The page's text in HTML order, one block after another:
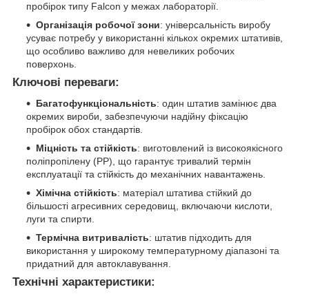
пробірок типу Falcon у межах лабораторії.
Організація робочої зони: універсальність виробу
усуває потребу у використанні кількох окремих штативів,
що особливо важливо для невеликих робочих
поверхонь.
Ключові переваги:
Багатофункціональність: один штатив замінює два
окремих вироби, забезпечуючи надійну фіксацію
пробірок обох стандартів.
Міцність та стійкість: виготовлений із високоякісного
поліпропілену (PP), що гарантує тривалий термін
експлуатації та стійкість до механічних навантажень.
Хімічна стійкість: матеріал штатива стійкий до
більшості агресивних середовищ, включаючи кислоти,
луги та спирти.
Термічна витривалість: штатив підходить для
використання у широкому температурному діапазоні та
придатний для автоклавування.
Технічні характеристики: